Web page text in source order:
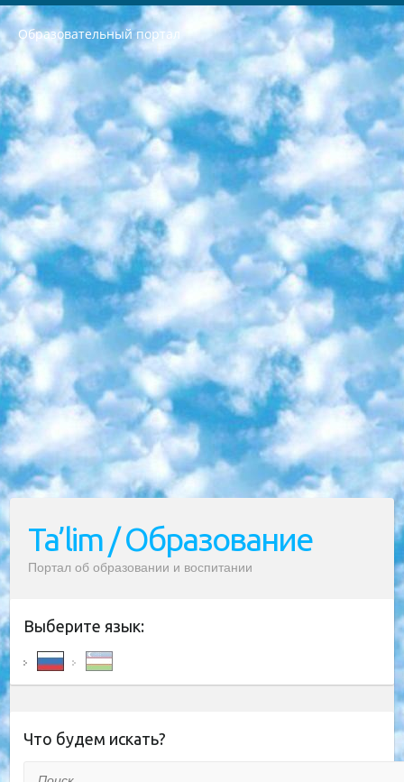
Образовательный портал
РЕСПУБЛИКА УЗБЕКИСТАН МИНИСТРЕРСТВО ДОШКОЛЬНОГО И ШКОЛЬНОГО ОБРАЗОВАНИЯ КОМАНДА в общеобразовательных учреждениях в 2023-2024 учебном году организация и проведение итоговой государственной аттестации обучающихся о Министра дошкольного и школьного образования Республики Узбекистан от 4 марта 2008 года (постановлением Минюста от 20 марта 2008 года № 1778 государственной регистрации) «Итоговое состояние учащихся общего среднего образования на основании положения об утверждении положения об аттестации общего среднего образования выпускной экзамен студентов в образовательных учреждениях в 2023-2024 учебном году В целях организации и прохождения аттестации приказываю: 1. Следующее: перечень предметов, по которым будет проводиться итоговая государственная аттестация и экзамен формы перевода согласно приложению 1; сертификаты международного образца, оценивающие уровень владения иностранными языками перечень согласно приложению 2; 2. Педагогический при специализированных образовательных учреждениях. научно-практический центр квалификации и международной оценки (Д.Давидова) 2024 г. До 25 марта: задания по предметам, по которым будет проводиться итоговая аттестация разработка и утверждение технических условий; итоговая аттестация на основании разработанного предметного задания разработка вопросов по предметам (устно и письменно), экзамен передача; общеобразовательные средние школы и специальные учебные заведения учащиеся выпускных классов школ и интернатов в агентской системе подготовка базы данных экзаменационных материалов и критериев оценки; перевод базы экзаменационных материалов на все языки обучения подать в Республиканский образовательный центр для изготовления; варианты экзаменов на основе разработанных контрольных материалов пусть будут поставлены задачи формирования. 3. Республиканский образовательный центр (Ш.Худайкулов) до 5 апреля 2024 года. до: база данных предоставленных экзаменационных материалов на все языки обучения перевод и экспертиза; для слепых, слабовидящих, глухих, слабослышащих и умственно отсталых детей учащиеся выпускных классов специализированных школ и школ-интернатов база данных экзаменационных материалов на всех преподаваемых языках подготовка критериев оценки; специализированные школы для умственно отсталых детей и технологии для учащихся выпускных классов школ-интернатов разработка соответствующих рекомендаций и критериев проведения ЕГЭ по естествознанию давать задания. 4. Педагогический при специализированных образовательных учреждениях. Научно-практический центр навыков и международной оценки (Д.Давидова), Республика образовательный центр (Худайкулов Ш.) итоговый государственный аттестационный экзамен ориентирован на творческое и логическое мышление при подготовке базы материалов учитывать введение заданий. 5. Следует отметить, что: сертификат государственного образца о знании общеобразовательного предмета и как минимум национальный уровень B1 по предметам на иностранных языках, указанным в Приложении 2. или международно признанный сертификат эквивалентного уровня студенты, изучающие определенный предмет, освобождаются от экзамена; по соответствующим предметам запланирована итоговая государственная аттестация за день до дня, путем жеребьевки Рабочей группой (в письменной форме по предметам, проводимым в форме) из числа сформированных вариантов выбрано 2 варианта; 2 выбранных варианта экзамена анонсированы на официальном сайте министерства и все выпускники по всей стране на основе этих вариантов проводит итоговую государственную аттестацию. 6. Государственное образование учащихся средних общеобразовательных учреждений. знания в соответствии с квалификационными требованиями, которые необходимо приобрести на основании стандартов итоговый (выпускной) контроль для 9 и 11 классов в целях тестирования Экзамены (далее – экзамены) состоят из предметов, перечисленных в приложении 1. будет сделано. 7. Экзамены пройдут с 26 мая по 15 июня 2024 г. (кроме науки физического воспитания). 8. Физическая для учащихся 9 классов общесредних образовательных учреждений. Экзамены по предмету «Образование, квалификация медицина» 1-6 мая 2024 года. сотрудники перевести под присмотр (с отклонениями в физическом или умственном развитии) специализированная школа для детей, школы-интернаты и со сколиозом школы-интернаты санаторного типа для больных детей исключены). 9. Он был слепым, слабовидящим и имел нарушения опорно-двигательного аппарата. экзамены в специализированных школах и интернатах для детей должны проводиться исходя из требований, предъявляемых к общеобразовательным учреждениям (физкультура кроме науки). 10. Специализированная школа для глухих и слабослышащих детей. и экзамены в интернатах и быть реализован в виде письменного теста по математике. 11. Специальность для умственно отсталых детей. Для 9 класса Родной язык и литературное письмо Государственный язык (язык обучения – узбекский). для неклассов) написано Математическое письмо Письменная/устная история Узбекистана Физическое воспитание практично Итоговый контроль Для 11 класса Написание родного языка и литературы (эссе) Математическое письмо Узбекский язык (обучение на узбекском языке) не посещающее общее среднее образование для учреждений)/Образовательное учреждение выбор письменный и устный Иностранный язык письменный/устный Письменная/устная история Узбекистана *По выбору студента:  Химия  Физика  Основы государственного права  География 10 бесплатных образовательных ресурсов - Мы составили подборку онлайн-проектов с интерактивными упражнениями, видеолекциями и статьями. Они помогут вам обрести новые и освежить старые знания бесплатно. 1. «ИНТУИТ» Старейшая образовательная площадка Рунета. Здесь вы найдёте сотни текстовых и видеокурсов на десятки различных тем — от программирования до психологии. Многие курсы подготовлены российскими университетами и крупными международными компаниями вроде Intel и Microsoft. Самостоятельное обучение бесплатное, но желающие могут оплатить услуги персональных наставников. 2. «Смартия» знакомит с актуальными профессиями и подсказывает, как им обучаться. Выбрав заинтересовавшую вас специальность — SMM-специалист, фотограф, веб-дизайнер или другую, — увидите список необходимых для неё умений. Чтобы вы могли освоить их самостоятельно, для каждого умения площадка отображает подборку ссылок на учебные материалы. Хотя «Смартия» ориентируется на русскоязычную аудиторию, часть контента всё же доступна только на английском. 3. «Лекторий Физтеха» Проект Московского физико-технического института (Физтеха). С его помощью вы можете смотреть онлайн серии лекций, записанные на видео в этом вузе. В числе доступных предметов — физика, биология, химия, информационные технологии и другие. К некоторым лекциям администрация ресурса прилагает готовые конспекты, которые можно скачивать в PDF-формате. 4. ITMOcourses Онлайн-площадка Санкт-Петербургского национального исследовательского университета информационных технологий, механики и оптики (ИТМО). Ресурс предоставляет свободный доступ к курсам, разработанным в этом вузе. Каталог материалов разбит на четыре категории: «Оптические системы и технологии», «Приборостроение и робототехника», «Информационные технологии» и «Биотехнологии». Курсы состоят из видеолекций, интерактивных демонстраций и заданий. 5. «КиберЛенинка» Электронная научная библиотека открытого доступа. Каталог площадки регулярно обрастает текстами статей из различных научных изданий. Сгруппированные по журналам и рубрикам публикации можно читать онлайн или скачивать целиком в PDF-формате. Проект нацелен на популяризацию науки за счёт открытого доступа к качественной информации. 6. «ПостНаука» На этом ресурсе публикуют подборки видеолекций, составленные экспертами из разных отраслей и объединённые общими темами. Среди них, к примеру, есть серии «Биоинформатика и геномика», «Культура средневековой Скандинавии» и Cinema Studies о теории кино. Каждая подборка лекций — логически связанная история, рассказанная экспертом от первого лица. Кроме того, на сайте появляются научно-образовательные статьи и тесты на разные темы. 7. «Newочём» Команда проекта «Newочём» отбирает самые интересные тексты из англоязычных СМИ и переводит те из них, за которые голосуют участники сообщества «ВКонтакте». По большей части это научно-популярные статьи. Редакторы придумывают лишь заголовки, в остальном содержание переводов соответствует оригиналам. Полные тексты можно читать прямо в социальной сети. 8. InternetUrok Онлайн-база материалов по основным дисциплинам школьной программы. Информация на сайте структурирована по классам, предметам и темам (урокам). Каждый урок состоит из видеолекций и конспектов. Есть также интерактивные тренажёры и тесты для закрепления пройденного материала. Даже если вы давно окончили школу, возможность повторить программу старших классов всегда может пригодиться. 9. Edutainme Ещё один ресурс об образовании. В отличие от Newtonew, как мне кажется, Edutainme больше ориентируется на представителей индустрии: педагогов, предпринимателей, разработчиков образовательных проектов. Но и любой, кто просто стремится к саморазвитию, найдёт на сайте много полезного и интересного для себя. Например, информацию о новых курсах и образовательных сервисах. 10. Newtonew Онлайн-медиа об образовании и обучении в широком смысле. Авторы Newtonew пишут об инструментах, заведениях, тактиках и стратегиях, которые помогают учить других и получать новые знания самостоятельно. На этой площадке вы найдёте новости, обзоры, аналитические мат
Ta’lim / Образование
Портал об образовании и воспитании
Выберите язык:
Что будем искать?